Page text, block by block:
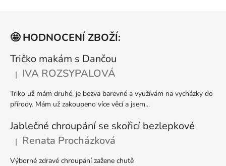
d
c
í
p
r
v
y
v
ý
p
🤩 HODNOCENÍ ZBOŽÍ:
Tričko makám s Dančou
Hodnocení produktu je 5 z 5 hvězdiček.
| IVA ROZSYPALOVÁ
Triko už mám druhé, je bezva barevné a využívám na vycházky do
přírody. Mám už zakoupeno více věcí a jsem...
Jablečné chroupání se skořicí bezlepkové
Hodnocení produktu je 5 z 5 hvězdiček.
| Renata Procházková
Výborné zdravé chroupání zažene chutě